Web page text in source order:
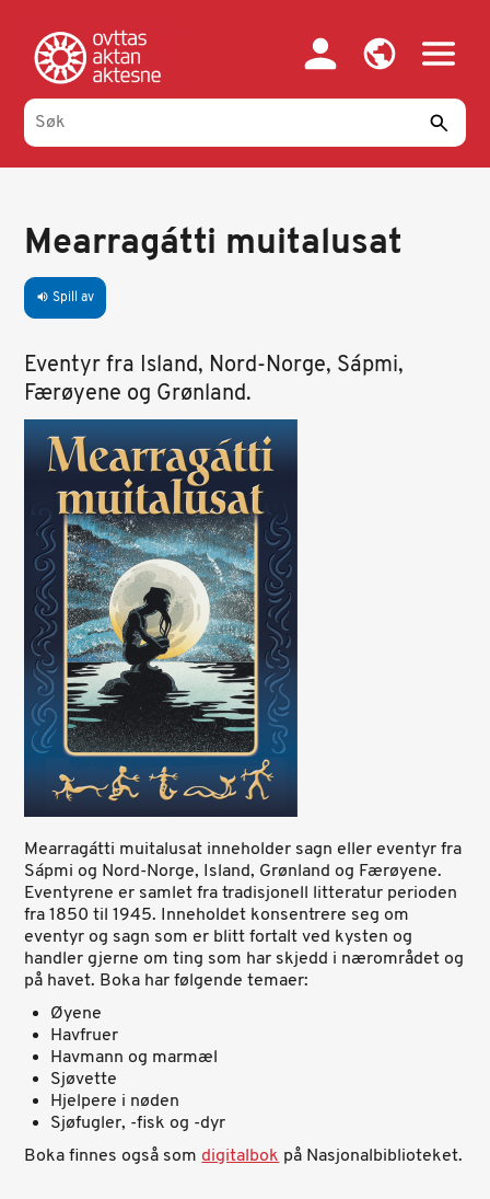
hovedinnhold
Mearragátti muitalusat
volume_up Spill av
Eventyr fra Island, Nord-Norge, Sápmi,
Færøyene og Grønland.
Mearragátti muitalusat inneholder sagn eller eventyr fra
Sápmi og Nord-Norge, Island, Grønland og Færøyene.
Eventyrene er samlet fra tradisjonell litteratur perioden
fra 1850 til 1945. Inneholdet konsentrere seg om
eventyr og sagn som er blitt fortalt ved kysten og
handler gjerne om ting som har skjedd i nærområdet og
på havet. Boka har følgende temaer:
Øyene
Havfruer
Havmann og marmæl
Sjøvette
Hjelpere i nøden
Sjøfugler, -fisk og -dyr
Boka finnes også somdigitalbokpå Nasjonalbiblioteket.